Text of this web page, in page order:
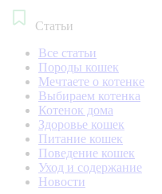
Статьи
Все статьи
Породы кошек
Мечтаете о котенке
Выбираем котенка
Котенок дома
Здоровье кошек
Питание кошек
Поведение кошек
Уход и содержание
Новости